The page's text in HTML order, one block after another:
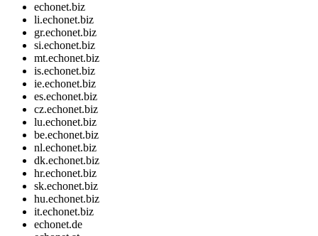
echonet.biz
li.echonet.biz
gr.echonet.biz
si.echonet.biz
mt.echonet.biz
is.echonet.biz
ie.echonet.biz
es.echonet.biz
cz.echonet.biz
lu.echonet.biz
be.echonet.biz
nl.echonet.biz
dk.echonet.biz
hr.echonet.biz
sk.echonet.biz
hu.echonet.biz
it.echonet.biz
echonet.de